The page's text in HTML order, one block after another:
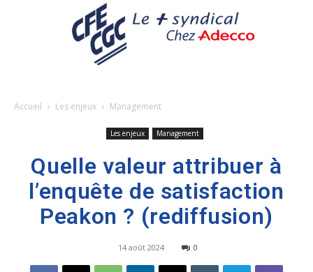
Accueil Les enjeux Management
Les enjeux Management
Quelle valeur attribuer à
l’enquête de satisfaction
Peakon ? (rediffusion)
14 août 2024 0